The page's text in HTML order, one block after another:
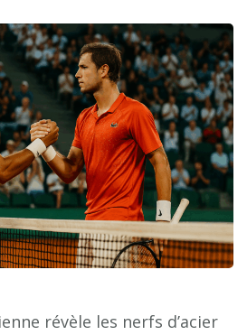
révèle les nerfs d’acier